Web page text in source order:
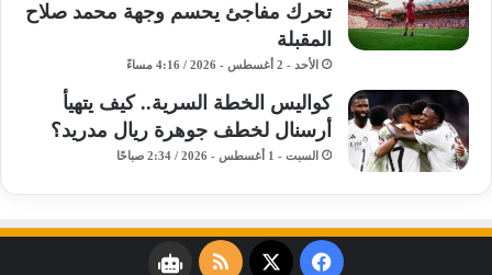
تحرك مفاجئ يحسم وجهة محمد صلاح
المقبلة
الأحد - 2 أغسطس - 2026 / 4:16 مساءً
كواليس الخطة السرية.. كيف يتهيأ
أرسنال لخطف جوهرة ريال مدريد؟
السبت - 1 أغسطس - 2026 / 2:34 صباحًا
فيسبوك
‫X
ملخصنبض